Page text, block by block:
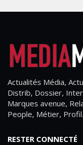
Actualités Média,
Distrib, Dossier,
Marques avenue,
People, Métier,
RESTER CONNECTÉ